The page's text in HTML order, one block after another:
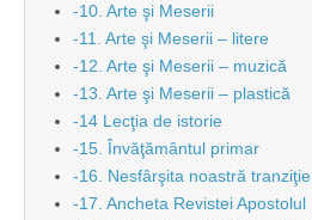
-10. Arte şi Meserii
-11. Arte şi Meserii – litere
-12. Arte şi Meserii – muzică
-13. Arte şi Meserii – plastică
-14 Lecţia de istorie
-15. Învăţământul primar
-16. Nesfârşita noastră tranziţie
-17. Ancheta Revistei Apostolul